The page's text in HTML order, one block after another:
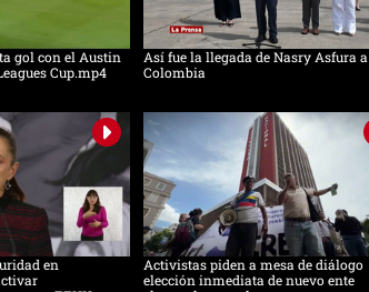
gol con el Austin
Cup.mp4
Así fue la llegada de Nasry Asfura a
Colombia
en
Activistas piden a mesa de diálogo
elección inmediata de nuevo ente